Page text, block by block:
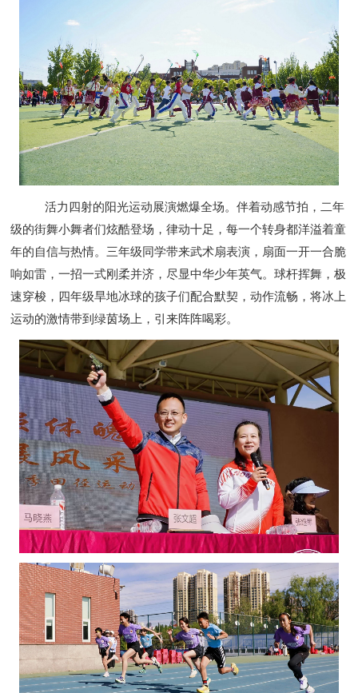
活力四射的阳光运动展演燃爆全场。伴着动感节拍，二年
级的街舞小舞者们炫酷登场，律动十足，每一个转身都洋溢着童
年的自信与热情。三年级同学带来武术扇表演，扇面一开一合脆
响如雷，一招一式刚柔并济，尽显中华少年英气。球杆挥舞，极
速穿梭，四年级旱地冰球的孩子们配合默契，动作流畅，将冰上
运动的激情带到绿茵场上，引来阵阵喝彩。